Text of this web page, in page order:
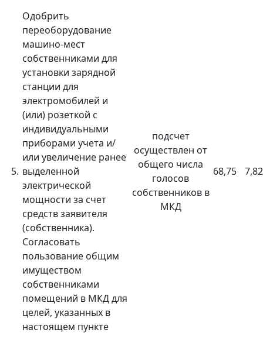
5.
Одобрить
переоборудование
машино-мест
собственниками для
установки зарядной
станции для
электромобилей и
(или) розеткой с
индивидуальными
приборами учета и/
или увеличение ранее
выделенной
электрической
мощности за счет
средств заявителя
(собственника).
Согласовать
пользование общим
имуществом
собственниками
помещений в МКД для
целей, указанных в
настоящем пункте
подсчет
осуществлен от
общего числа
голосов
собственников в
МКД
68,75 7,82